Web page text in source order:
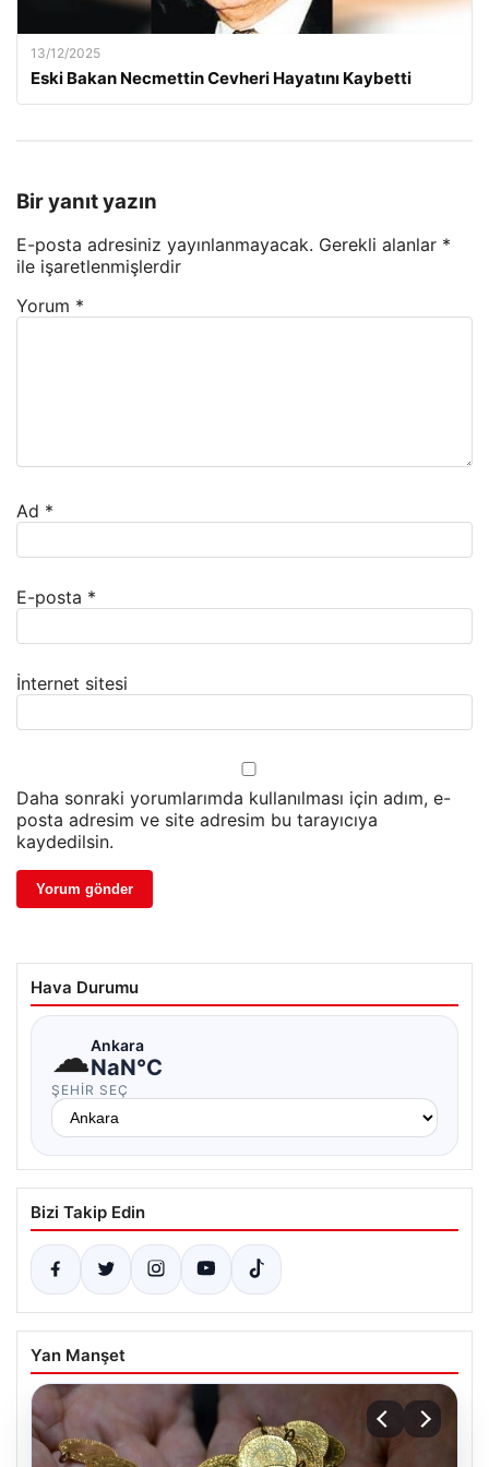
13/12/2025
Eski Bakan Necmettin Cevheri Hayatını Kaybetti
Bir yanıt yazın
E-posta adresiniz yayınlanmayacak. Gerekli alanlar *
ile işaretlenmişlerdir
Yorum *
Ad *
E-posta *
İnternet sitesi
Daha sonraki yorumlarımda kullanılması için adım, e-
posta adresim ve site adresim bu tarayıcıya
kaydedilsin.
Hava Durumu
☁Ankara
NaN°C
ŞEHIR SEÇ
Bizi Takip Edin
Yan Manşet